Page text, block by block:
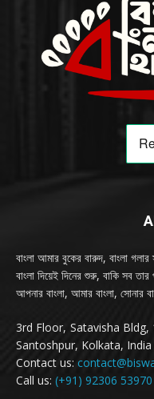
বাংলা আমার বুকের বারুদ, বাংলা গলার
বাংলা দিয়েই দিনের শুরু, বাকি সব তার
আপনার বাংলা, আমার বাংলা, সোনার
3rd Floor, Satavisha
Santoshpur, Kolkata, India
Contact us:
Call us: (+91) 92306 53970